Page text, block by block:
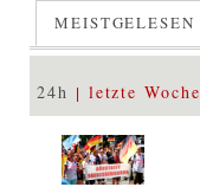
MEISTGELESEN
24h letzte Woche